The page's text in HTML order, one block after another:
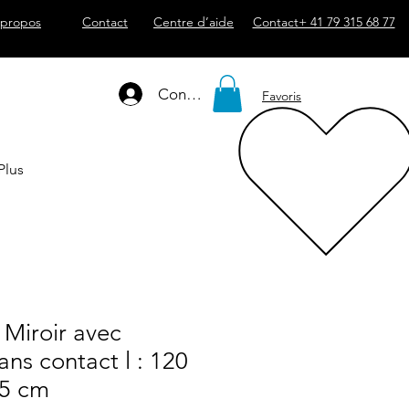
Contact Centre d’aide Contact+ 41 79 315 68 77
Connexion Favoris
avec
contact l : 120
cm